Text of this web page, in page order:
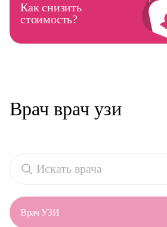
Как снизить
стоимость?
Врач врач узи
Врач УЗИ